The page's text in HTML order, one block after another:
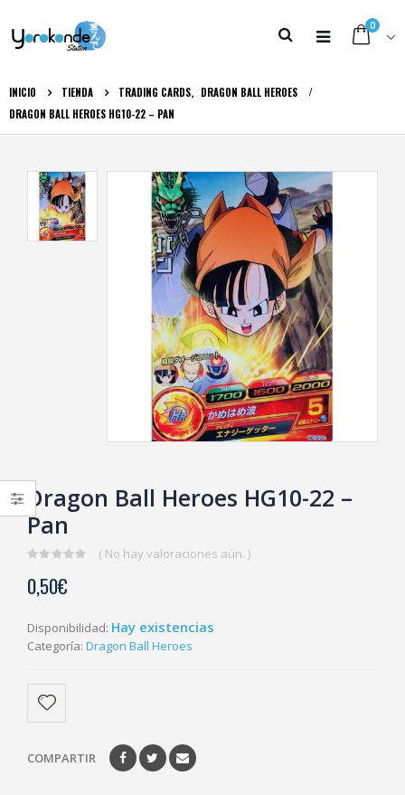
0
INICIO TIENDA TRADING CARDS, DRAGON BALL HEROES
DRAGON BALL HEROES HG10-22 – PAN
Dragon Ball Heroes HG10-22 –
Pan
out
of
( No hay valoraciones aún. )
0,50€
Disponibilidad: Hay existencias
Categoría: Dragon Ball Heroes
COMPARTIR